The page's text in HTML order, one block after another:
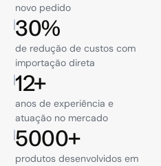
novo pedido
30%
de redução de custos com
importação direta
12+
anos de experiência e
atuação no mercado
5000+
produtos desenvolvidos em